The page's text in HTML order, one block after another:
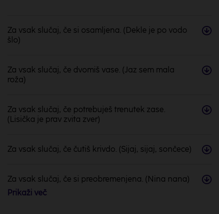
Za vsak slučaj, če si osamljena. (Dekle je po vodo
šlo)
Za vsak slučaj, če dvomiš vase. (Jaz sem mala
roža)
Za vsak slučaj, če potrebuješ trenutek zase.
(Lisička je prav zvita zver)
Za vsak slučaj, če čutiš krivdo. (Sijaj, sijaj, sončece)
Za vsak slučaj, če si preobremenjena. (Nina nana)
Prikaži več